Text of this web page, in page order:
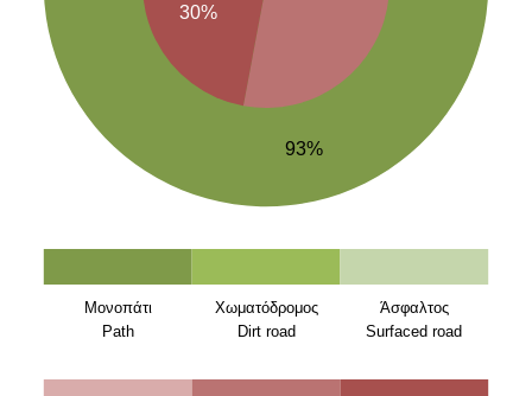
93%
Μονοπάτι Χωματόδρομος
Άσφαλτος
Path
Dirt road Surfaced road
30%